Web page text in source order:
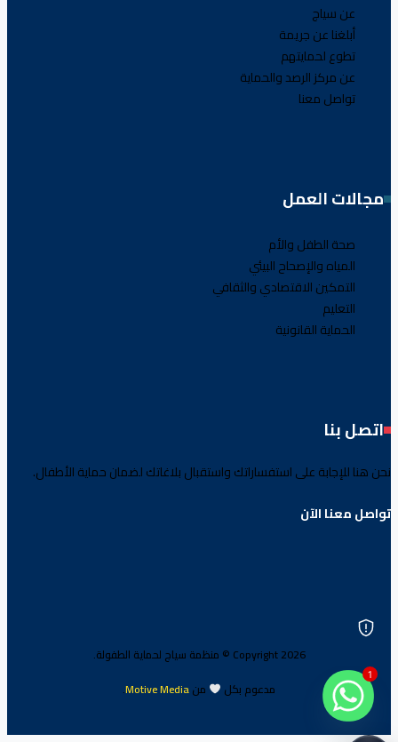
عن سياج
أبلغنا عن جريمة
تطوع لحمايتهم
عن مركز الرصد والحماية
تواصل معنا
مجالات العمل
صحة الطفل والأم
المياه والإصحاح البيئي
التمكين الاقتصادي والثقافي
التعليم
الحماية القانونية
اتصل بنا
نحن هنا للإجابة على استفساراتك واستقبال بلاغاتك لضمان حماية الأطفال.
تواصل معنا الآن
Copyright 2026 © منظمة سياج لحماية الطفولة.
مدعوم بكل
منMotive Media
.
1